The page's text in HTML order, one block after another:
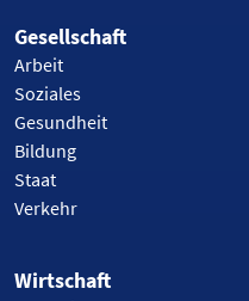
Gesellschaft
Arbeit
Soziales
Gesundheit
Bildung
Staat
Verkehr
Wirtschaft